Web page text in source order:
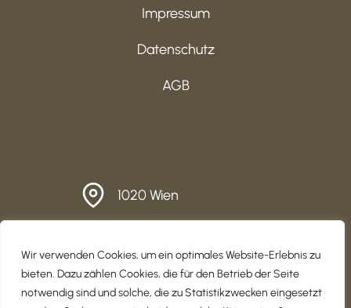
Wir verwenden Cookies, um ein optimales Website-Erlebnis zu
bieten. Dazu zählen Cookies, die für den Betrieb der Seite
notwendig sind und solche, die zu Statistikzwecken eingesetzt
Impressum
Datenschutz
AGB
1020 Wien
+43 670 650 93 11